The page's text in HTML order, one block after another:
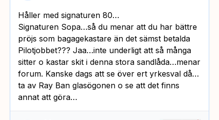
Håller med signaturen 80…
Signaturen Sopa…så du menar att du har bättre
pröjs som bagagekastare än det sämst betalda
Pilotjobbet??? Jaa…inte underligt att så många
sitter o kastar skit i denna stora sandlåda…menar
forum. Kanske dags att se över ert yrkesval då…
ta av Ray Ban glasögonen o se att det finns
annat att göra…